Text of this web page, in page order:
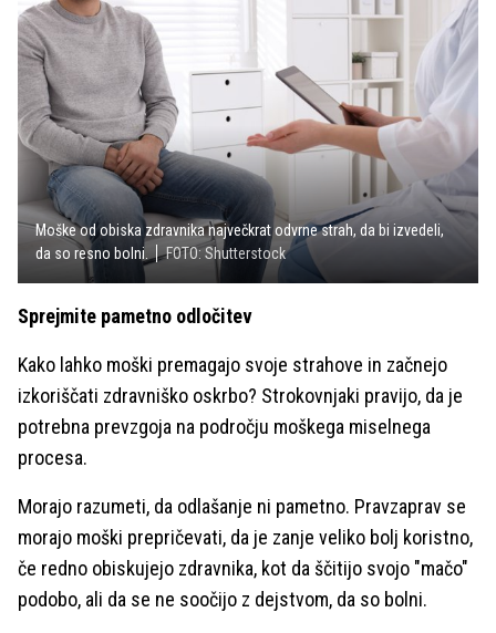
Moške od obiska zdravnika največkrat odvrne strah, da bi izvedeli,
da so resno bolni.
FOTO: Shutterstock
Sprejmite pametno odločitev
Kako lahko moški premagajo svoje strahove in začnejo
izkoriščati zdravniško oskrbo? Strokovnjaki pravijo, da je
potrebna prevzgoja na področju moškega miselnega
procesa.
Morajo razumeti, da odlašanje ni pametno. Pravzaprav se
morajo moški prepričevati, da je zanje veliko bolj koristno,
če redno obiskujejo zdravnika, kot da ščitijo svojo "mačo"
podobo, ali da se ne soočijo z dejstvom, da so bolni.